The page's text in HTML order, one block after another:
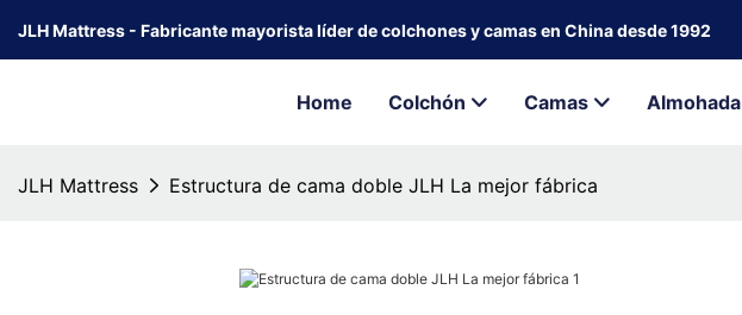
JLH Mattress - Fabricante mayorista líder de colchones y camas en China desde 1992
Home Colchón Camas Almohada
JLH Mattress Estructura de cama doble JLH La mejor fábrica